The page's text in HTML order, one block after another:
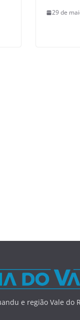
29 de
e região Vale do